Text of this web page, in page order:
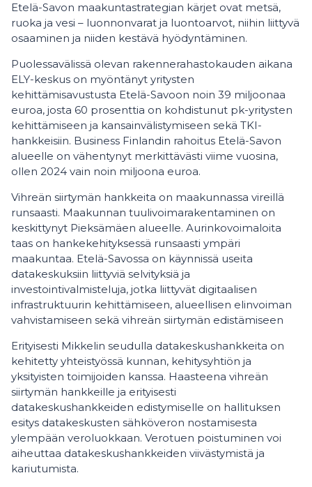
Etelä-Savon maakuntastrategian kärjet ovat metsä,
ruoka ja vesi – luonnonvarat ja luontoarvot, niihin liittyvä
osaaminen ja niiden kestävä hyödyntäminen.
Puolessavälissä olevan rakennerahastokauden aikana
ELY-keskus on myöntänyt yritysten
kehittämisavustusta Etelä-Savoon noin 39 miljoonaa
euroa, josta 60 prosenttia on kohdistunut pk-yritysten
kehittämiseen ja kansainvälistymiseen sekä TKI-
hankkeisiin. Business Finlandin rahoitus Etelä-Savon
alueelle on vähentynyt merkittävästi viime vuosina,
ollen 2024 vain noin miljoona euroa.
Vihreän siirtymän hankkeita on maakunnassa vireillä
runsaasti. Maakunnan tuulivoimarakentaminen on
keskittynyt Pieksämäen alueelle. Aurinkovoimaloita
taas on hankekehityksessä runsaasti ympäri
maakuntaa. Etelä-Savossa on käynnissä useita
datakeskuksiin liittyviä selvityksiä ja
investointivalmisteluja, jotka liittyvät digitaalisen
infrastruktuurin kehittämiseen, alueellisen elinvoiman
vahvistamiseen sekä vihreän siirtymän edistämiseen
Erityisesti Mikkelin seudulla datakeskushankkeita on
kehitetty yhteistyössä kunnan, kehitysyhtiön ja
yksityisten toimijoiden kanssa. Haasteena vihreän
siirtymän hankkeille ja erityisesti
datakeskushankkeiden edistymiselle on hallituksen
esitys datakeskusten sähköveron nostamisesta
ylempään veroluokkaan. Verotuen poistuminen voi
aiheuttaa datakeskushankkeiden viivästymistä ja
kariutumista.